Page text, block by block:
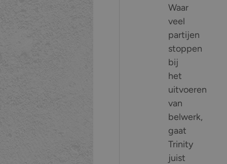
Waar
veel
partijen
stoppen
bij
het
uitvoeren
van
belwerk,
gaat
Trinity
juist